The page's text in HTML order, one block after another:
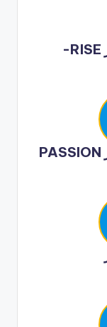
كود خصم 2ND CHANCE: عطر RISE-
كود خصم 2ND CHANCE: عطر PASSION